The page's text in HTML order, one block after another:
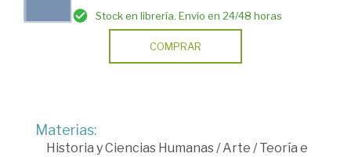
Stock en librería. Envío en 24/48 horas
COMPRAR
Materias:
Historia y Ciencias Humanas/Arte /Teoría e